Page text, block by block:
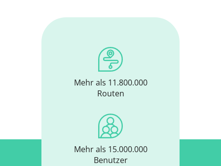
Mehr als 11.800.000
Routen
Mehr als 15.000.000
Benutzer